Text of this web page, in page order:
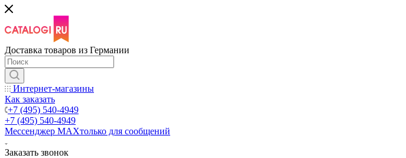
Доставка товаров из Германии
Интернет-магазины
Как заказать
+7 (495) 540-4949
+7 (495) 540-4949
Мессенджер МАХтолько для сообщений
Заказать звонок